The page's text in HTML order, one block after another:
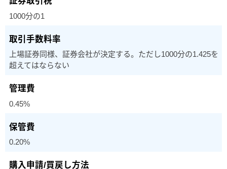
1000分の1
上場証券同様、証券会社が決定する。ただし1000分の1.425を
超えてはならない
0.45%
0.20%